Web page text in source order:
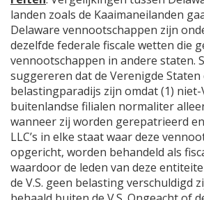
landen zoals de Kaaimaneilanden
Delaware vennootschappen zijn
dezelfde federale fiscale wetten die
vennootschappen in andere staten.
suggereren dat de Verenigde Staten
belastingparadijs zijn omdat (1) niet-
buitenlandse filialen normaliter
wanneer zij worden gerepatrieerd
LLC’s in elke staat waar deze
opgericht, worden behandeld als
waardoor de leden van deze
de V.S. geen belasting verschuldigd